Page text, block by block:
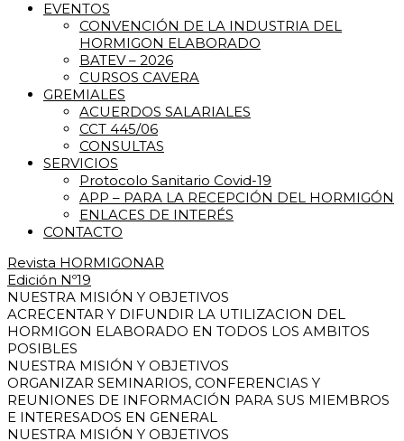
EVENTOS
CONVENCIÓN DE LA INDUSTRIA DEL
HORMIGON ELABORADO
BATEV – 2026
CURSOS CAVERA
GREMIALES
ACUERDOS SALARIALES
CCT 445/06
CONSULTAS
SERVICIOS
Protocolo Sanitario Covid-19
APP – PARA LA RECEPCIÓN DEL HORMIGÓN
ENLACES DE INTERÉS
CONTACTO
Revista HORMIGONAR
Edición Nº19
NUESTRA MISIÓN Y OBJETIVOS
ACRECENTAR Y DIFUNDIR LA UTILIZACION DEL
HORMIGON ELABORADO EN TODOS LOS AMBITOS
POSIBLES
NUESTRA MISIÓN Y OBJETIVOS
ORGANIZAR SEMINARIOS, CONFERENCIAS Y
REUNIONES DE INFORMACIÓN PARA SUS MIEMBROS
E INTERESADOS EN GENERAL
NUESTRA MISIÓN Y OBJETIVOS